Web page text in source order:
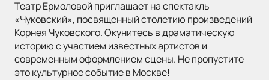
Театр Ермоловой приглашает на спектакль
«Чуковский», посвященный столетию произведений
Корнея Чуковского. Окунитесь в драматическую
историю с участием известных артистов и
современным оформлением сцены. Не пропустите
это культурное событие в Москве!